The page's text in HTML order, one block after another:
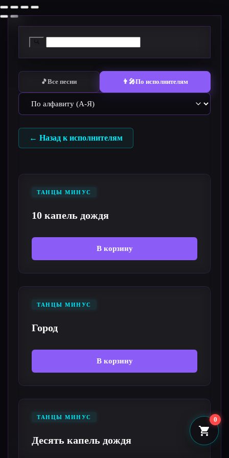
Перейти
к
🎵Все песни 👨‍🎤По исполнителям
← Назад к исполнителям
ТАНЦЫ МИНУС
10 капель дождя
В корзину
ТАНЦЫ МИНУС
Город
В корзину
ТАНЦЫ МИНУС
Десять капель дождя
0